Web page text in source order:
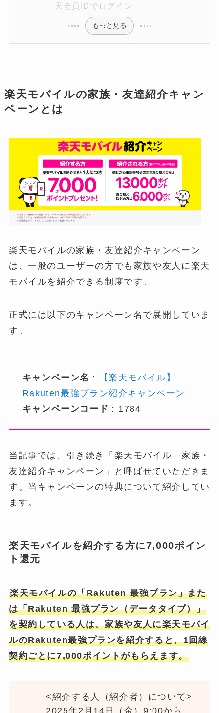
天会員IDでログイン
もっと見る
楽天モバイルの家族・友達紹介キャン
ペーンとは
楽天モバイルの家族・友達紹介キャンペーン
は、一般のユーザーの方でも家族や友人に楽天
モバイルを紹介できる制度です。
正式には以下のキャンペーン名で展開していま
す。
キャンペーン名 ：
【楽天モバイル】
Rakuten最強プラン紹介キャンペーン
キャンペーンコード ：1784
当記事では、引き続き「楽天モバイル 家族・
友達紹介キャンペーン」と呼ばせていただきま
す。当キャンペーンの特典について紹介してい
ます。
楽天モバイルを紹介する方に7,000ポイン
ト還元
楽天モバイルの「Rakuten 最強プラン」また
は「Rakuten 最強プラン（データタイプ）」
を契約している人は、家族や友人に楽天モバイ
ルのRakuten最強プランを紹介すると、1回線
契約ごとに7,000ポイントがもらえます。
<紹介する人（紹介者）について>
2025年2月14日（金）9:00から